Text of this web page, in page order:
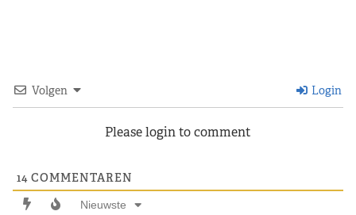
Volgen Login
Please login to comment
14 COMMENTAREN
Nieuwste